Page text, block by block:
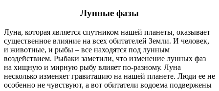
Лунные фазы
Луна, которая является спутником нашей планеты, оказывает
существенное влияние на всех обитателей Земли. И человек,
и животные, и рыбы – все находятся под лунным
воздействием. Рыбаки заметили, что изменение лунных фаз
на хищную и мирную рыбу влияет по-разному. Луна
несколько изменяет гравитацию на нашей планете. Люди ее не
особенно не чувствуют, а вот обитатели водоема подвержены